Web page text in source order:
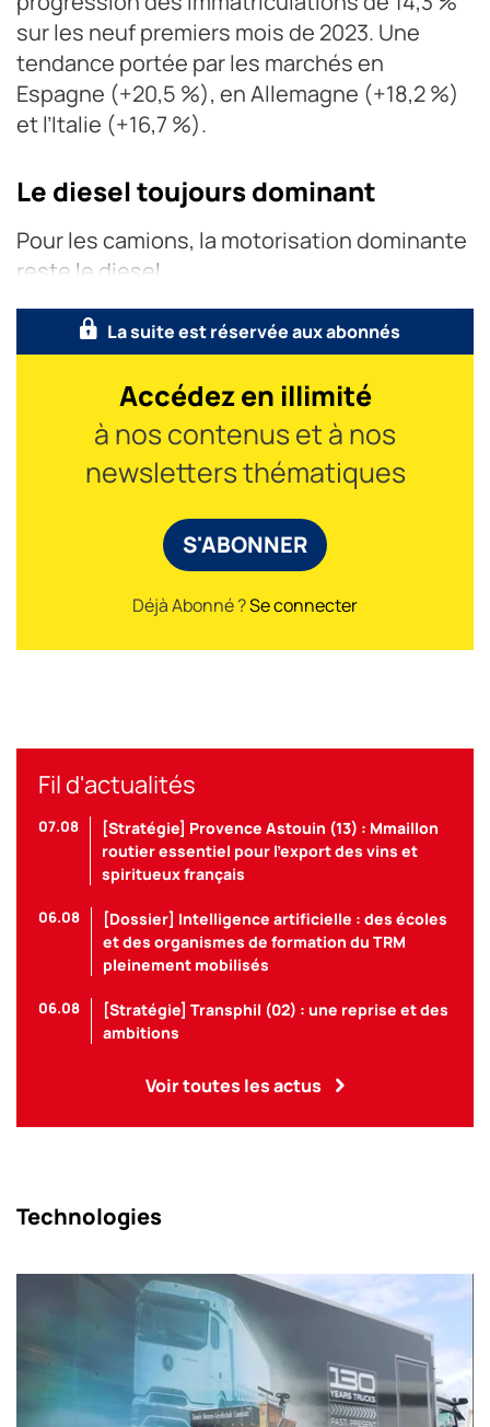
sur les neuf premiers mois de 2023. Une
tendance portée par les marchés en
Espagne (+20,5 %), en Allemagne (+18,2 %)
et l’Italie (+16,7 %).
Le diesel toujours dominant
Pour les camions, la motorisation dominante
reste le diesel
La suite est réservée aux abonnés
Accédez en illimité
à nos contenus et à nos
newsletters thématiques
S'ABONNER
Déjà Abonné ?Se connecter
Fil d'actualités
07.08
[Stratégie] Provence Astouin (13) : Mmaillon
routier essentiel pour l’export des vins et
spiritueux français
06.08
[Dossier] Intelligence artificielle : des écoles
et des organismes de formation du TRM
pleinement mobilisés
06.08
[Stratégie] Transphil (02) : une reprise et des
ambitions
Voir toutes les actus
Technologies